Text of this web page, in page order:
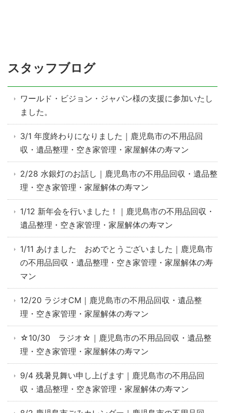
スタッフブログ
ワールド・ビジョン・ジャパン様の支援に参加いたし
ました。
3/1 年度終わりになりました｜鹿児島市の不用品回
収・遺品整理・空き家管理・家屋解体の寿マン
2/28 水銀灯のお話し｜鹿児島市の不用品回収・遺品整
理・空き家管理・家屋解体の寿マン
1/12 新年会を行いました！｜鹿児島市の不用品回収・
遺品整理・空き家管理・家屋解体の寿マン
1/11 あけました おめでとうございました｜鹿児島市
の不用品回収・遺品整理・空き家管理・家屋解体の寿
マン
12/20 ラジオCM｜鹿児島市の不用品回収・遺品整
理・空き家管理・家屋解体の寿マン
☆10/30 ラジオ☆｜鹿児島市の不用品回収・遺品整
理・空き家管理・家屋解体の寿マン
9/4 残暑見舞い申し上げます｜鹿児島市の不用品回
収・遺品整理・空き家管理・家屋解体の寿マン